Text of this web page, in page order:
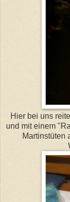
Hier bei uns
und mit einem
Martinstüten